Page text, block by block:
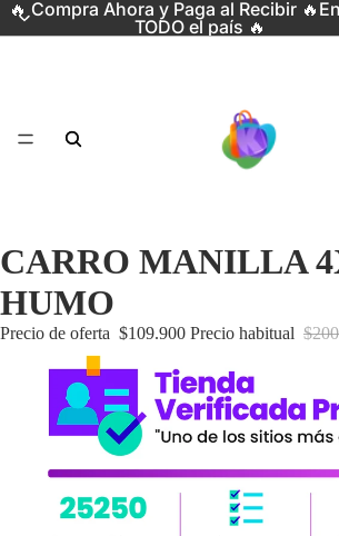
🔥 Compra Ahora y Paga al Recibir
TODO el país 🔥
CARRO MANILLA
HUMO
Precio de oferta $109.900 Precio habitual